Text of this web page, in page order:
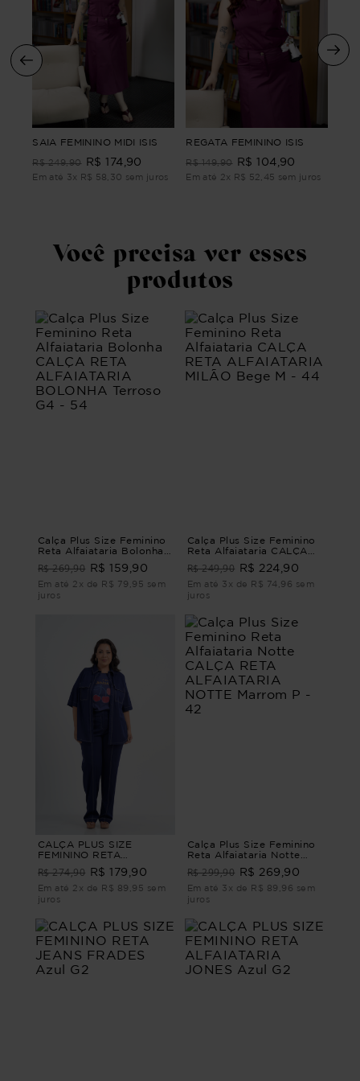
SAIA FEMININO MIDI ISIS
R$ 249,90 R$ 174 90
Em até 3x R$ 58 30 sem juros
REGATA FEMININO ISIS
R$ 149,90 R$ 104 90
Em até 2x R$ 52 45 sem juros
Você precisa ver esses
produtos
Calça Plus Size Feminino
Reta Alfaiataria Bolonha
CALÇA RETA
ALFAIATARIA BOLONHA
Terroso G4 - 54
R$ 269,90 R$ 159,90
Em até 2x de R$ 79,95 sem
juros
Calça Plus Size Feminino
Reta Alfaiataria CALÇA
RETA ALFAIATARIA
MILÃO Bege M - 44
R$ 249,90 R$ 224,90
Em até 3x de R$ 74,96 sem
juros
CALÇA PLUS SIZE
FEMININO RETA
CONTORNOS Azul G1 - 48
R$ 274,90 R$ 179,90
Em até 2x de R$ 89,95 sem
juros
Calça Plus Size Feminino
Reta Alfaiataria Notte
CALÇA RETA
ALFAIATARIA NOTTE
Marrom P - 42
R$ 299,90 R$ 269,90
Em até 3x de R$ 89,96 sem
juros